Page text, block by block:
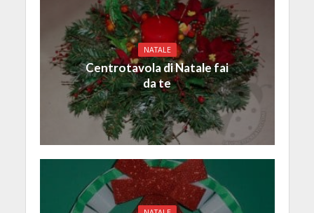
NATALE
Centrotavola di Natale fai
da te